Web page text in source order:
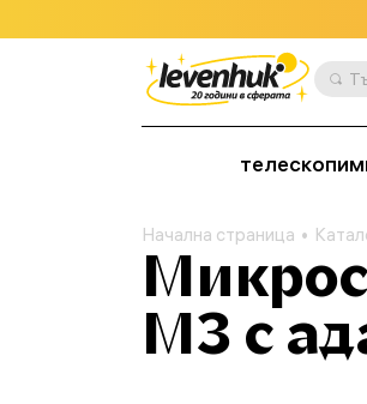
телескопи
Начална страница
M3 с